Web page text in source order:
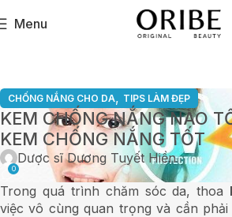
Menu
CHỐNG NẮNG CHO DA, TIPS LÀM ĐẸP
KEM CHỐNG NẮNG NÀO
KEM CHỐNG NẮNG TỐT
Dược sĩ Dương Tuyết Hiền
0
Trong quá trình chăm sóc da, thoa
việc vô cùng quan trọng và cần phải